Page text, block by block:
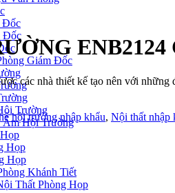
Đốc
Đốc
Giám Đốc
Trường
Âm Hội Trường
Họp
Họp
Khánh Tiết
Thất Phòng Họp
ENB2124
các nhà thiết kế tạo nên với
hội trường nhập khẩu, Nội thất nhập